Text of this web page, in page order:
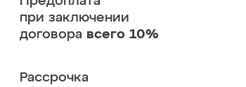
при заключении
договора всего 10%
Рассрочка